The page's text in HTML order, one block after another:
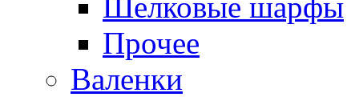
Прочее
Валенки